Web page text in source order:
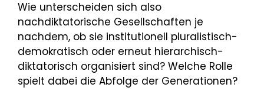
Wie unterscheiden sich also
nachdiktatorische Gesellschaften je
nachdem, ob sie institutionell pluralistisch-
demokratisch oder erneut hierarchisch-
diktatorisch organisiert sind? Welche Rolle
spielt dabei die Abfolge der Generationen?